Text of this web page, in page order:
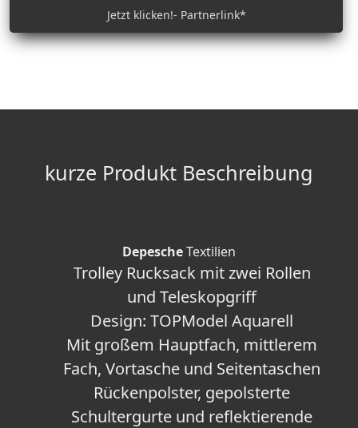
Jetzt klicken!- Partnerlink*
kurze Produkt Beschreibung
DepescheTextilien
Trolley Rucksack mit zwei Rollen
und Teleskopgriff
Design: TOPModel Aquarell
Mit großem Hauptfach, mittlerem
Fach, Vortasche und Seitentaschen
Rückenpolster, gepolsterte
Schultergurte und reflektierende